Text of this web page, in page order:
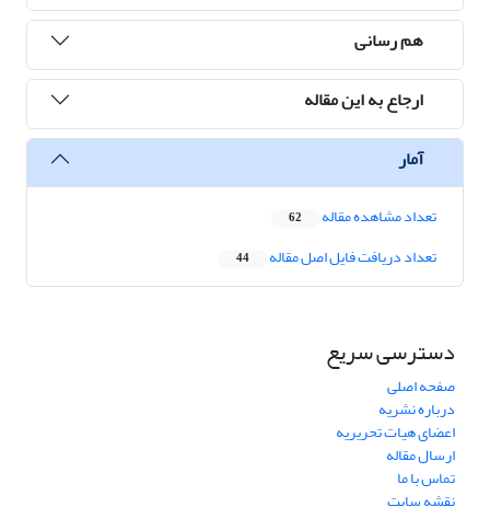
هم رسانی
ارجاع به این مقاله
آمار
تعداد مشاهده مقاله 62
تعداد دریافت فایل اصل مقاله 44
دسترسی سریع
صفحه اصلی
درباره نشریه
اعضای هیات تحریریه
ارسال مقاله
تماس با ما